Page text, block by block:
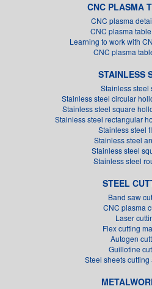
CNC PLASMA
CNC plasma
CNC plasma
Learning to work with
CNC plasma
STAINLESS
Stainless steel
Stainless steel circular
Stainless steel square
Stainless steel rectangular
Stainless steel
Stainless steel
Stainless steel
Stainless steel
STEEL
Band saw
CNC plasma
Laser
Flex cutting
Autogen
Guillotine
Steel sheets